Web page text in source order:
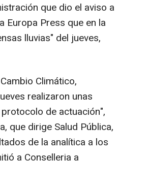
que dio el aviso a
Europa Press que en la
lluvias" del jueves,
Climático,
realizaron unas
de actuación",
que dirige Salud Pública,
de la analítica a los
a Conselleria a